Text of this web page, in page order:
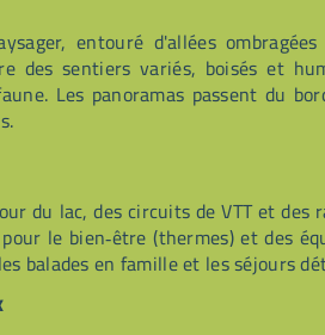
entouré d'allées
des sentiers variés, boisés et
Les panoramas passent du
du lac, des circuits de VTT et des
le bien‑être (thermes) et des
balades en famille et les séjours